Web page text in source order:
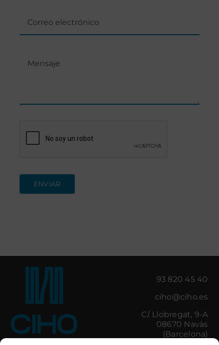
ENVIAR
93 820 45 40
ciho@ciho.es
C/. Llobregat, 9-A
08670 Navàs
(Barcelona)